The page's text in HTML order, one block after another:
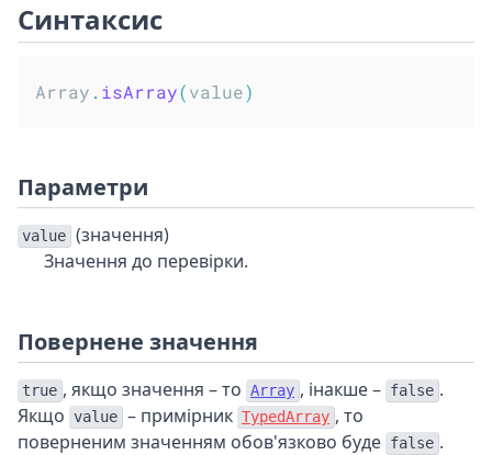
Синтаксис
Array . isArray(value)
Параметри
value (значення)
Значення до перевірки.
Повернене значення
true , якщо значення – то Array , інакше – false .
Якщо value – примірник TypedArray , то
поверненим значенням обов'язково буде false .